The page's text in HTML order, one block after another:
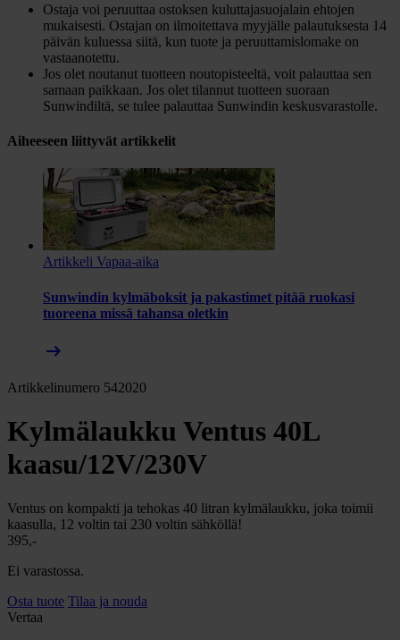
Ostaja voi peruuttaa ostoksen kuluttajasuojalain ehtojen
mukaisesti. Ostajan on ilmoitettava myyjälle palautuksesta 14
päivän kuluessa siitä, kun tuote ja peruuttamislomake on
vastaanotettu.
Jos olet noutanut tuotteen noutopisteeltä, voit palauttaa sen
samaan paikkaan. Jos olet tilannut tuotteen suoraan
Sunwindiltä, se tulee palauttaa Sunwindin keskusvarastolle.
Aiheeseen liittyvät artikkelit
Artikkeli Vapaa-aika
Sunwindin kylmäboksit ja pakastimet pitää ruokasi
tuoreena missä tahansa oletkin
arrow_right_alt
Artikkelinumero 542020
Kylmälaukku Ventus 40L
kaasu/12V/230V
Ventus on kompakti ja tehokas 40 litran kylmälaukku, joka toimii
kaasulla, 12 voltin tai 230 voltin sähköllä!
395,-
Ei varastossa.
Osta tuote Tilaa ja nouda
Vertaa